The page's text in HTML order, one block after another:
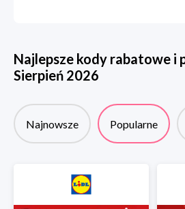
Najlepsze kody rabatowe i
Sierpień 2026
Najnowsze Popularne